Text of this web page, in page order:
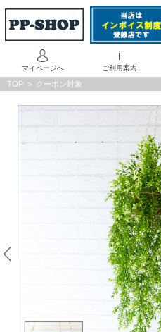
マイページへ
i
ご利用案内
TOP > クーポン対象